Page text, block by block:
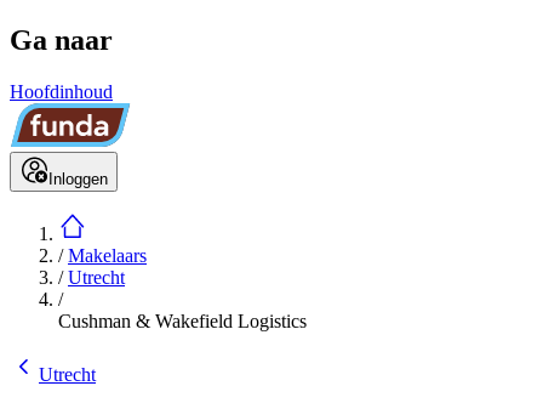
Ga naar
Hoofdinhoud
Inloggen
/Makelaars
/Utrecht
/
Cushman & Wakefield Logistics
Utrecht